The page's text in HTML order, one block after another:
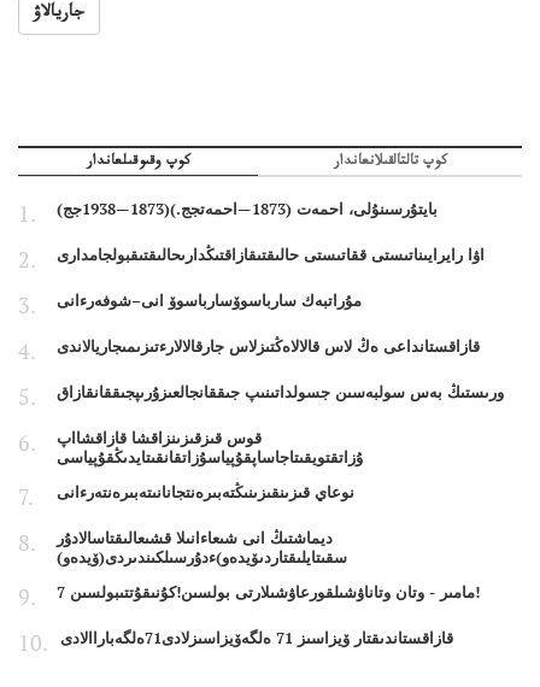
جاريالاۋ
كوپ وقىوقىلعاندار كوپ تالتالقىلانعاندار
بايتۇرسىنۇلى، احمەت (1873—احمەتجج.)(1873—1938جج)
اۋا رايرايىناتىستى ققاتىستى حالىقتىقازاقتىڭدارىحالىقتىقبولجامدارى
مۇراتبەك سارباسوۆسارباسوۆ انى–شوفەرءانى
قازاقستانداعى ەڭ لاس قالالاەڭتىزلاس جارقالالارءتىزىمىجاريالاندى
ورىستىڭ بەس سولبەسىن جسولداتىنىپ جىققانجالعىزۇرىپجىققانقازاق
قوس قىزقىزىنزاقشا قازاقشااپ
ۇزاتقتويقىتاجاساپقۇپياسۇزاتقانقىتايدىڭقۇپياسى
نوعاي قىزىنقىزىنىڭتەبىرەنتجانانىتەبىرەنتەرءانى
ديماشتىڭ انى شىعاءانىلا قشىعالىقتاسالادۇر
سقىتايلىقتاردىۆيدەو)ءدۇرسىلكىندىردى(ۆيدەو)
7 مامىر - وتان وتاناۋشىلقورعاۋشىلارتى بولسىن!كۇنىقۇتتىبولسىن!
قازاقستاندىقتار ۆيزاسىز 71 ەلگەۆيزاسىزلادى71ەلگەباراالادى